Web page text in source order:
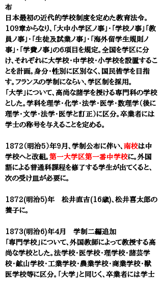
布
日本最初の近代的学校制度を定めた教育法令。
109章からなり、「大中小学区ノ事」・「学校ノ事」「教
員ノ事」・「生徒及試業ノ事」・「海外留学生規則ノ
事」・「学費ノ事」の6項目を規定。全国を学区に分
け、それぞれに大学校・中学校・小学校を設置するこ
とを計画。身分・性別に区別なく、国民皆学を目指
す。フランスの学制にならい、学区制を採用。​
「大学」について、高尚な諸学を授ける専門科の学校
とした。学科を理学・化学・法学・医学・数理学（後に
理学・文学・法学・医学と訂正）に区分。卒業者には
学士の称号を与えることを定める。
1872（明治5）年9月、学制公布に伴い、 南校は中
学校へと改組。 第一大学区第一番中学校に。外国
語による普通科課程を修了する学生が出てくると、
次の受け皿が必要に。
1872(明治5)年 松井直吉(16歳)、松井喜太郎の
養子に。
1873(明治6)年4月 学制二編追加
「専門学校」について、外国教師によって教授する高
尚な学校とした。法学校・医学校・理学校・諸芸学
校・鉱山学校・工業学校・農業学校・商業学校・獣
医学校等に区分。「大学」と同じく、卒業者には学士